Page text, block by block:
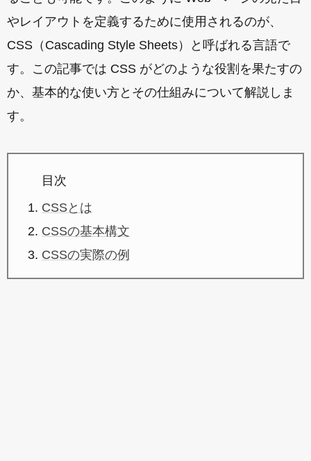
やレイアウトを定義するために使用されるのが、
CSS（Cascading Style Sheets）と呼ばれる言語で
す。この記事では CSS がどのような役割を果たすの
か、基本的な使い方とその仕組みについて解説しま
す。
目次
CSSとは
CSSの基本構文
CSSの実際の例